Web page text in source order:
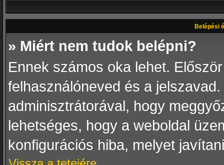
Belépési
» Miért nem tudok belépni?
Ennek számos oka lehet.
felhasználóneved és a
adminisztrátorával, hogy
lehetséges, hogy a weboldal
konfigurációs hiba, melyet